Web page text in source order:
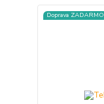
Doprava ZADARMO